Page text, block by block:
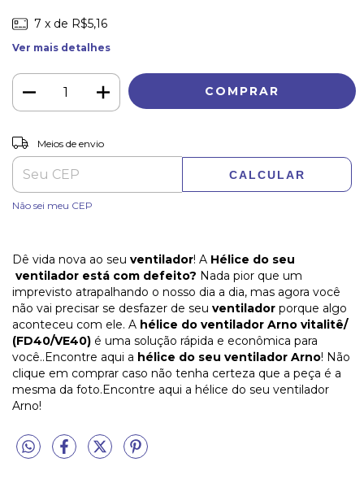
7 x de R$5,16
Ver mais detalhes
Entregas para o CEP:
Meios de envio
CALCULAR
Não sei meu CEP
Dê vida nova ao seu ventilador! A Hélice do seu
ventilador está com defeito? Nada pior que um
imprevisto atrapalhando o nosso dia a dia, mas agora você
não vai precisar se desfazer de seu ventilador porque algo
aconteceu com ele. A hélice do ventilador Arno vitalitê/
(FD40/VE40) é uma solução rápida e econômica para
você..Encontre aqui a hélice do seu ventilador Arno! Não
clique em comprar caso não tenha certeza que a peça é a
mesma da foto.Encontre aqui a hélice do seu ventilador
Arno!